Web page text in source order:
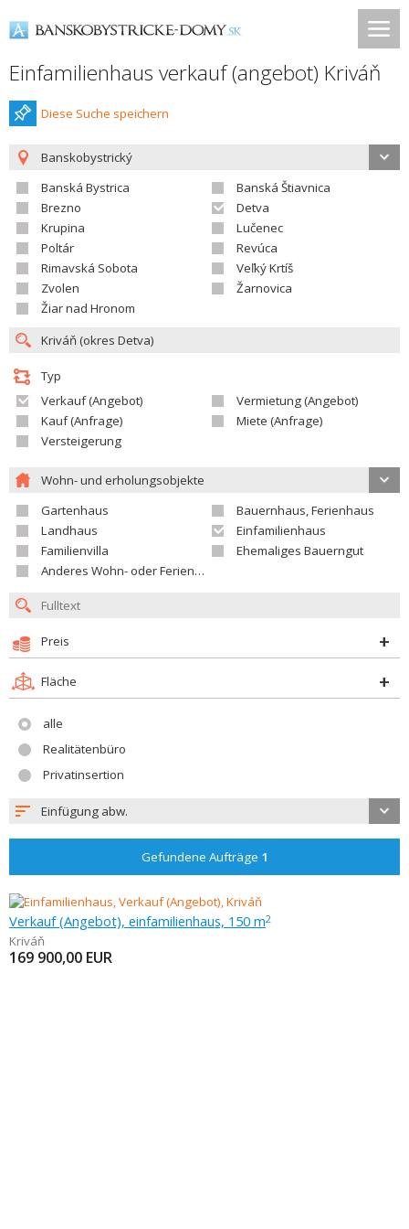
Einfamilienhaus verkauf (angebot) Kriváň
Diese Suche speichern
Banskobystrický
Banská Bystrica
Banská Štiavnica
Brezno
Detva
Krupina
Lučenec
Poltár
Revúca
Rimavská Sobota
Veľký Krtíš
Zvolen
Žarnovica
Žiar nad Hronom
Typ
Verkauf (Angebot)
Vermietung (Angebot)
Kauf (Anfrage)
Miete (Anfrage)
Versteigerung
Wohn- und erholungsobjekte
Gartenhaus
Bauernhaus, Ferienhaus
Landhaus
Einfamilienhaus
Familienvilla
Ehemaliges Bauerngut
Anderes Wohn- oder Ferienobjekt
Preis
Fläche
alle
Realitätenbüro
Privatinsertion
Einfügung abw.
Gefundene Aufträge 1
Verkauf (Angebot), einfamilienhaus, 150 m2
Kriváň
169 900,00 EUR